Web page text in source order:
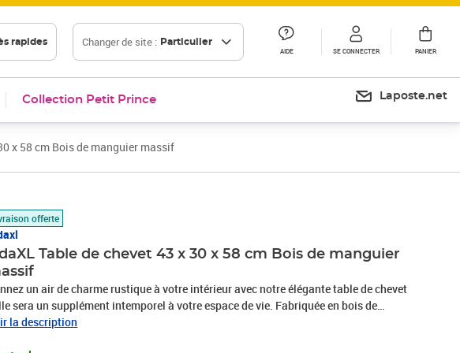
rapides Changer de site : Particulier
AIDE SE CONNECTER PANIER
Collection Petit Prince Laposte.net
x 58 cm Bois de manguier massif
offerte
Table de chevet 43 x 30 x 58 cm Bois de manguier
un air de charme rustique à votre intérieur avec notre élégante table de chevet
sera un supplément intemporel à votre espace de vie. Fabriquée en bois de
massif, la table de chevet a reçu une belle finition par polissage et laquage,
la description
73,89€